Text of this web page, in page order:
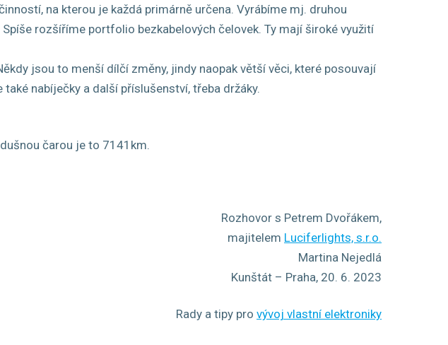
na kterou je každá primárně určena. Vyrábíme mj. druhou
rozšíříme portfolio bezkabelových čelovek. Ty mají široké využití
jsou to menší dílčí změny, jindy naopak větší věci, které posouvají
nabíječky a další příslušenství, třeba držáky.
čarou je to 7141km.
Rozhovor s Petrem Dvořákem,
majitelem Luciferlights, s.r.o.
Martina Nejedlá
Kunštát – Praha, 20. 6. 2023
Rady a tipy provývoj vlastní elektroniky